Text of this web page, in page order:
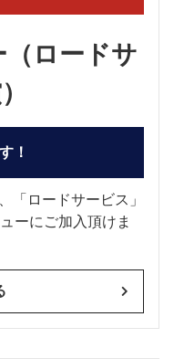
（ロードサ
！
「ロードサービス」
ーにご加入頂けま